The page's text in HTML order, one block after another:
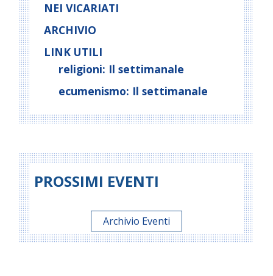
NEI VICARIATI
ARCHIVIO
LINK UTILI
religioni: Il settimanale
ecumenismo: Il settimanale
PROSSIMI EVENTI
Archivio Eventi